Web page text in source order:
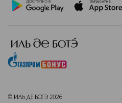
© ИЛЬ ДЕ БОТЭ 2026